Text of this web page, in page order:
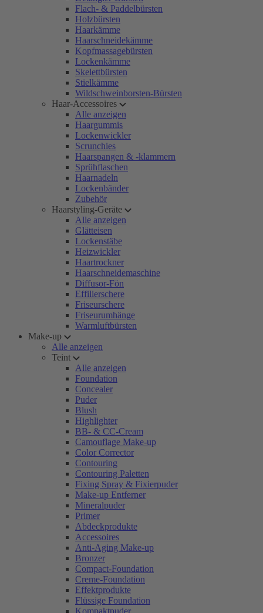
Flach- & Paddelbürsten
Holzbürsten
Haarkämme
Haarschneidekämme
Kopfmassagebürsten
Lockenkämme
Skelettbürsten
Stielkämme
Wildschweinborsten-Bürsten
Haar-Accessoires
Alle anzeigen
Haargummis
Lockenwickler
Scrunchies
Haarspangen & -klammern
Sprühflaschen
Haarnadeln
Lockenbänder
Zubehör
Haarstyling-Geräte
Alle anzeigen
Glätteisen
Lockenstäbe
Heizwickler
Haartrockner
Haarschneidemaschine
Diffusor-Fön
Effilierschere
Friseurschere
Friseurumhänge
Warmluftbürsten
Make-up
Alle anzeigen
Teint
Alle anzeigen
Foundation
Concealer
Puder
Blush
Highlighter
BB- & CC-Cream
Camouflage Make-up
Color Corrector
Contouring
Contouring Paletten
Fixing Spray & Fixierpuder
Make-up Entferner
Mineralpuder
Primer
Abdeckprodukte
Accessoires
Anti-Aging Make-up
Bronzer
Compact-Foundation
Creme-Foundation
Effektprodukte
Flüssige Foundation
Kompaktpuder